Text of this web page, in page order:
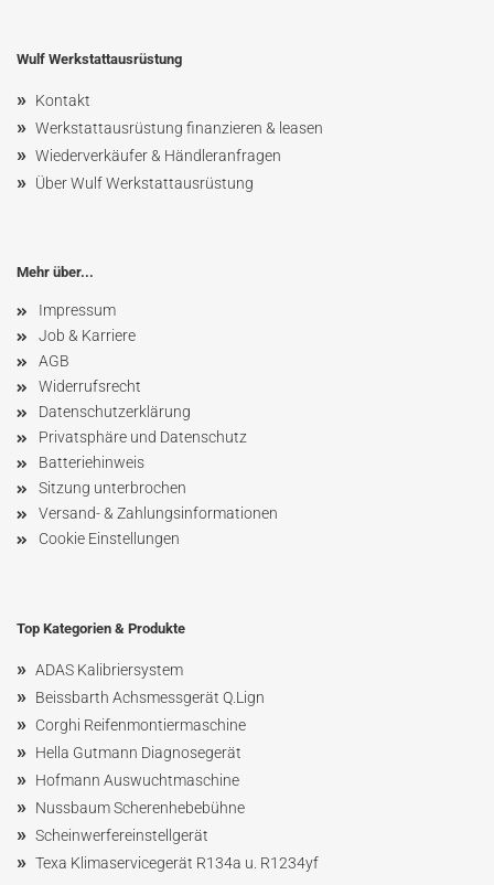
Wulf Werkstattausrüstung
» Kontakt
» Werkstattausrüstung finanzieren & leasen
» Wiederverkäufer & Händleranfragen
» Über Wulf Werkstattausrüstung
Mehr über...
Impressum
Job & Karriere
AGB
Widerrufsrecht
Datenschutzerklärung
Privatsphäre und Datenschutz
Batteriehinweis
Sitzung unterbrochen
Versand- & Zahlungsinformationen
Cookie Einstellungen
Top Kategorien & Produkte
» ADAS Kalibriersystem
» Beissbarth Achsmessgerät Q.Lign
» Corghi Reifenmontiermaschine
» Hella Gutmann Diagnosegerät
» Hofmann Auswuchtmaschine
» NussbaumScherenhebebühne
» Scheinwerfereinstellgerät
» Texa Klimaservicegerät R134a u. R1234yf